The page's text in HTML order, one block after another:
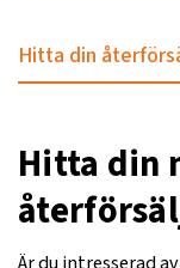
Hitta din
Hitta din
Är du intresserad